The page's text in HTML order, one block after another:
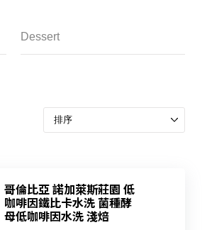
Dessert
哥倫比亞 諾加萊斯莊園 低
咖啡因鐵比卡水洗 菌種酵
母低咖啡因水洗 淺焙